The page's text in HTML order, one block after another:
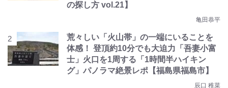
の探し方 vol.21】
亀田恭平
荒々しい「火山帯」の一端にいることを
体感！ 登頂約10分でも大迫力「吾妻小富
士」火口を1周する「1時間半ハイキン
グ」パノラマ絶景レポ【福島県福島市】
辰口 稚菜